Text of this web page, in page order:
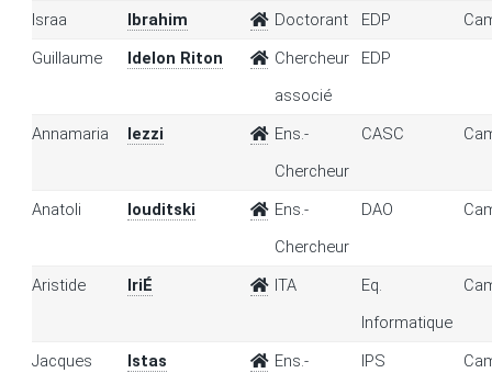
Israa
Ibrahim Doctorant EDP
Guillaume
Idelon Riton
Chercheur
associé
EDP
Annamaria Iezzi
Ens.-
Chercheur
CASC
Anatoli Iouditski
Ens.-
Chercheur
DAO
Aristide IriÉ ITA
Eq.
Informatique
Jacques Istas
Ens.-
IPS